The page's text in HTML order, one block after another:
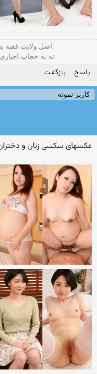
اصل ولایت فقیه
نه به حجاب
پاسخ بازگفت
کاربر نمونه
عکسهای سکسی زنان و